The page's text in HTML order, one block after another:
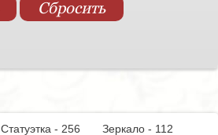
Статуэтка - 256
Зеркало - 112